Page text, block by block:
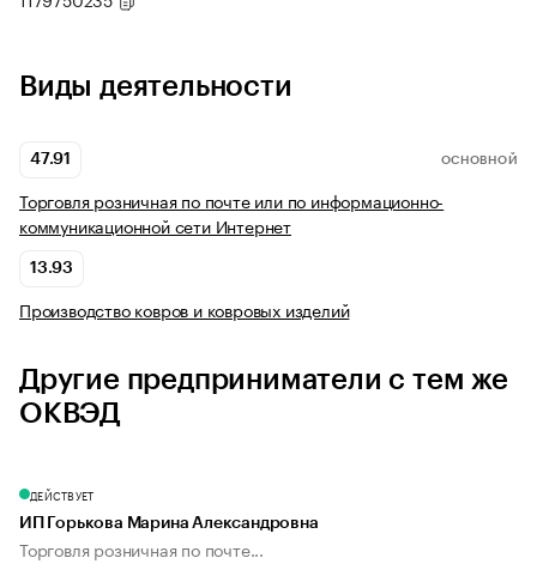
Виды деятельности
47.91 ОСНОВНОЙ
Торговля розничная по почте или по информационно-
коммуникационной сети Интернет
13.93
Производство ковров и ковровых изделий
Другие предприниматели с тем же
ОКВЭД
ДЕЙСТВУЕТ
ИП Горькова Марина Александровна
Торговля розничная по почте...